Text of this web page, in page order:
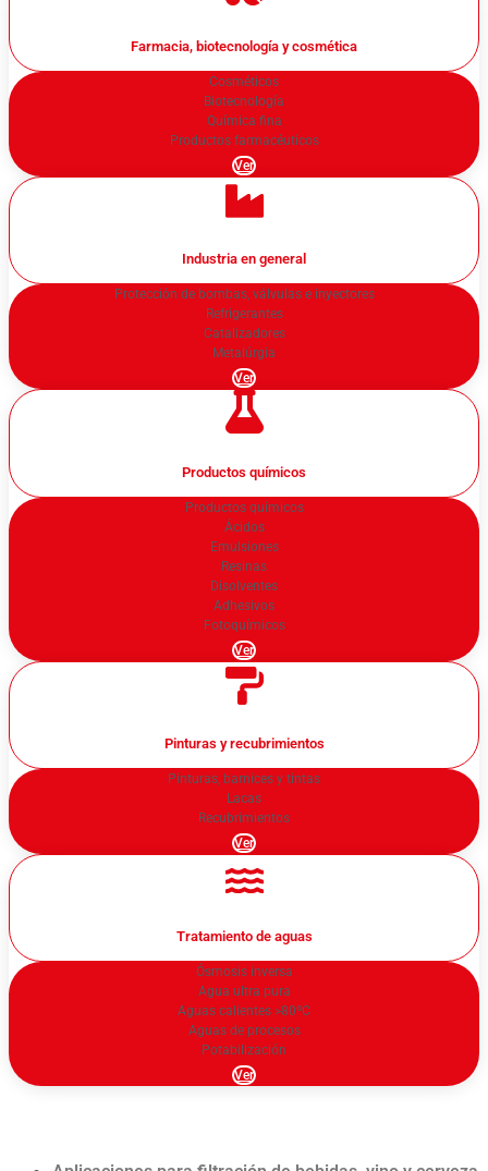
Farmacia, biotecnología y cosmética
Cosméticos
Biotecnología
Química fina
Productos farmacéuticos
Ver
Industria en general
Protección de bombas, válvulas e inyectores
Refrigerantes
Catalizadores
Metalúrgia
Ver
Productos químicos
Productos químicos
Ácidos
Emulsiones
Resinas
Disolventes
Adhesivos
Fotoquímicos
Ver
Pinturas y recubrimientos
Pinturas, barnices y tintas
Lacas
Recubrimientos
Ver
Tratamiento de aguas
Ósmosis inversa
Agua ultra pura
Aguas calientes >80ºC
Aguas de procesos
Potabilización
Ver